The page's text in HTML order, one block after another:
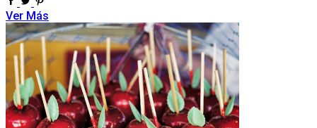
Ver Más